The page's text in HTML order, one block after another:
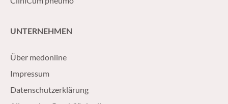
UNTERNEHMEN
Über medonline
Impressum
Datenschutzerklärung